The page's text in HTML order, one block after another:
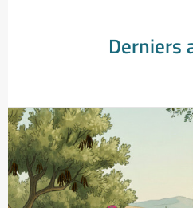
Derniers